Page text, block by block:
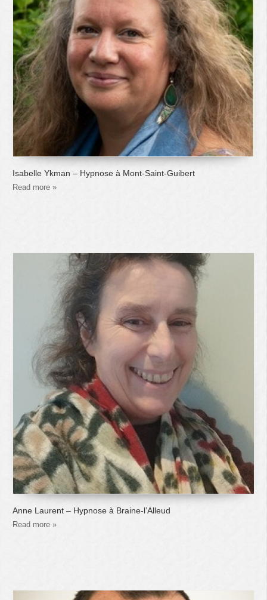
Isabelle Ykman – Hypnose à Mont-Saint-Guibert
Read more »
Anne Laurent – Hypnose à Braine-l’Alleud
Read more »